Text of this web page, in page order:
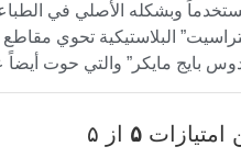
وبشكله الأصلي في الطباعة
البلاستيكية تحوي
بايج مايكر” والتي حوت
امتیازات۵
از ۵